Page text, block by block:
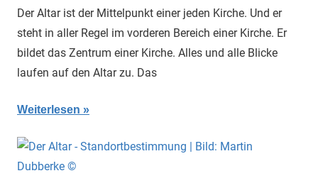
Der Altar ist der Mittelpunkt einer jeden Kirche. Und er
steht in aller Regel im vorderen Bereich einer Kirche. Er
bildet das Zentrum einer Kirche. Alles und alle Blicke
laufen auf den Altar zu. Das
Weiterlesen